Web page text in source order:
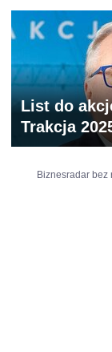
List do
Trakcja
Biznesradar bez